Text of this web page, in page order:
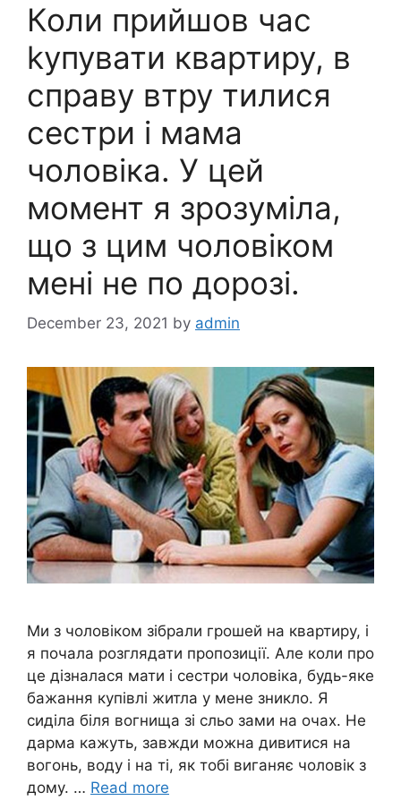
Коли прийшов час
kупувати квартиру, в
справу втру тилися
сестри і мама
чоловіка. У цей
момент я зрозуміла,
що з цим чоловіком
мені не по дорозі.
December 23, 2021 by admin
Ми з чоловіком зібрали грошей на квартиру, і
я почала розглядати пропозиції. Але коли про
це дізналася мати і сестри чоловіка, будь-яке
бажання купівлі житла у мене зникло. Я
сиділа біля вогнища зі сльо зами на очах. Не
дарма кажуть, завжди можна дивитися на
вогонь, воду і на ті, як тобі виганяє чоловік з
дому. … Read more